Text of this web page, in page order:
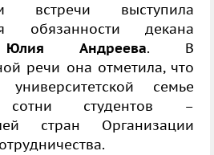
встречи выступила
обязанности декана
Юлия Андреева. В
речи она отметила, что
семье
сотни студентов –
стран Организации